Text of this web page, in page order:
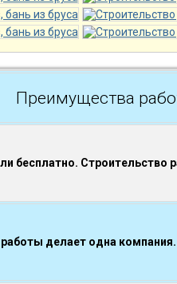
Преимущества
бесплатно. Строительство
делает одна компания.